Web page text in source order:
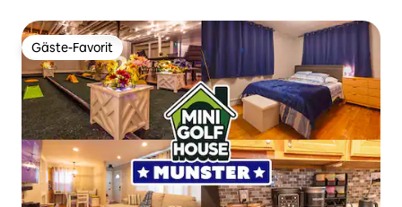
Gäste-Favorit
Gäste-Favorit